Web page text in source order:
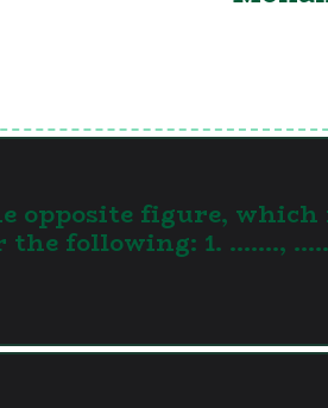
opposite figure,
the following: 1. …….,